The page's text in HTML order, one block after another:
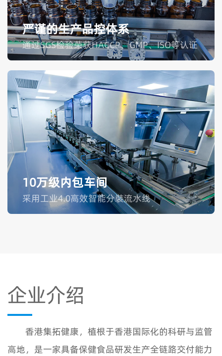
严谨的生产品控体系
通过SGS检验荣获HACCP、GMP、ISO等认证
10万级内包车间
采用工业4.0高效智能分裝流水线
企业介绍
香港集拓健康，植根于香港国际化的科研与监管
高地，是一家具备保健食品研发生产全链路交付能力